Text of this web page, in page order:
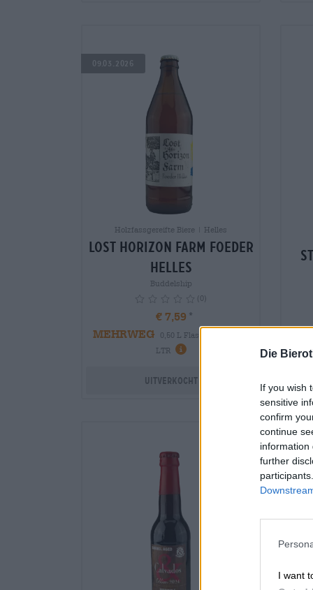
Die
If you wish
sensitive
confirm
continue
information
further
I want
09.03.2026
Holzfassgereifte Biere | Helles
Lost Horizon Farm Foeder
Helles
Buddelship
(0)
€ 7,59
MEHRWEG
0,50 L Flasche - € 15,18 /
LTR
info
Uitverkocht